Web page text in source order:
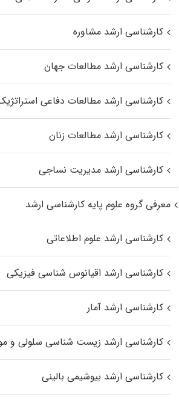
کارشناسی ارشد مشاوره
کارشناسی ارشد مطالعات جهان
کارشناسی ارشد مطالعات دفاعی
کارشناسی ارشد مطالعات زنان
کارشناسی ارشد مدیریت نساجی
معرفی گروه علوم پایه کارشناسی ارشد
کارشناسی ارشد علوم اطلاعاتی
کارشناسی ارشد اقیانوس‌ شناسی فیزیکی
کارشناسی ارشد آمار
کارشناسی ارشد زیست شناسی سلولی و
کارشناسی ارشد بیوشیمی بالینی